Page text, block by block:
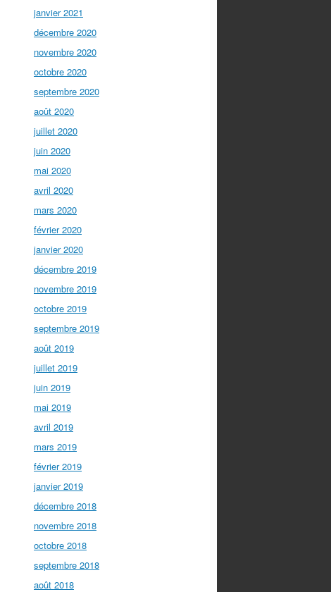
janvier 2021
décembre 2020
novembre 2020
octobre 2020
septembre 2020
août 2020
juillet 2020
juin 2020
mai 2020
avril 2020
mars 2020
février 2020
janvier 2020
décembre 2019
novembre 2019
octobre 2019
septembre 2019
août 2019
juillet 2019
juin 2019
mai 2019
avril 2019
mars 2019
février 2019
janvier 2019
décembre 2018
novembre 2018
octobre 2018
septembre 2018
août 2018